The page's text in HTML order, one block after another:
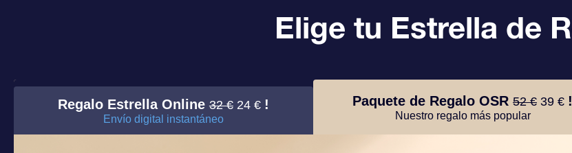
Elige tu Estrella de
Regalo Estrella Online32 € 24 € !
Envío digital instantáneo
Paquete de Regalo OSR 52 € 39 € !
Nuestro regalo más popular